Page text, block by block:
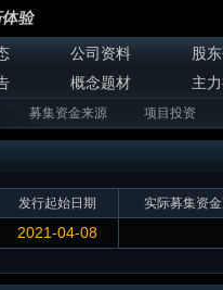
公司资料
股
概念题材 主
募集资金来源 项目投资
发行起始日期 实际募集资
2021-04-08